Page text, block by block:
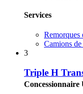
Services
Remorques
Camions
3
Triple H
Concessionnaire